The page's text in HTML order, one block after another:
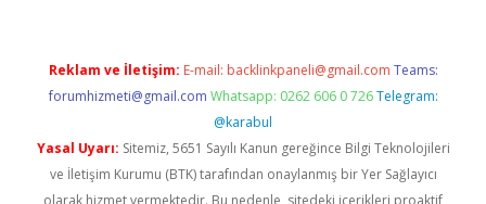
Reklam ve İletişim: E-mail: backlinkpaneli@gmail.com Teams:
forumhizmeti@gmail.com Whatsapp: 0262 606 0 726 Telegram:
@karabul
Yasal Uyarı: Sitemiz, 5651 Sayılı Kanun gereğince Bilgi Teknolojileri
ve İletişim Kurumu (BTK) tarafından onaylanmış bir Yer Sağlayıcı
olarak hizmet vermektedir. Bu nedenle, sitedeki içerikleri proaktif